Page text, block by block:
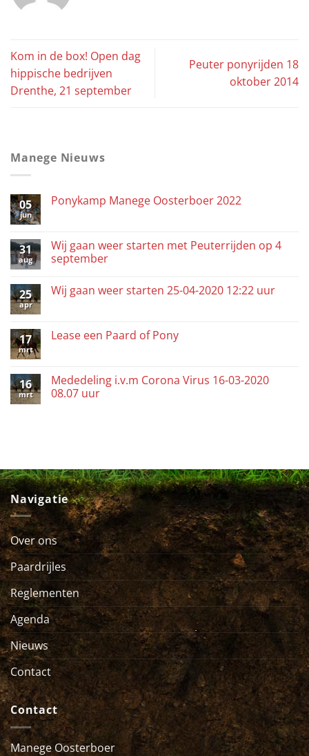
Kom in de box! Open dag
hippische bedrijven
Drenthe, 21 september
Peuter ponyrijden 18
oktober 2014
Manege Nieuws
05
jun
Ponykamp Manege Oosterboer 2022
31
aug
Wij gaan weer starten met Peuterrijden op 4
september
25
apr
Wij gaan weer starten 25-04-2020 12:22 uur
17
mrt
Lease een Paard of Pony
16
mrt
Mededeling i.v.m Corona Virus 16-03-2020
08.07 uur
Navigatie
Over ons
Paardrijles
Reglementen
Agenda
Nieuws
Contact
Contact
Manege Oosterboer